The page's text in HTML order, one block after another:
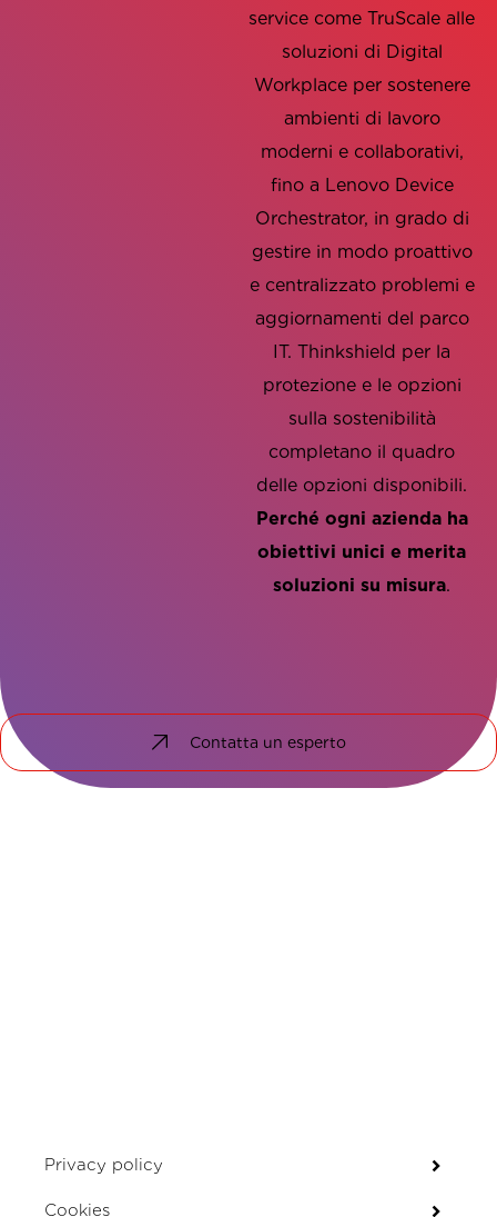
Le soluzioni Lenovo
accompagnano la
crescita della tua
azienda con strumenti
concreti:
obiettivi unici e merita
soluzioni su misura.
service come TruScale alle
soluzioni di Digital
Workplace per sostenere
ambienti di lavoro
moderni e collaborativi,
fino a Lenovo Device
Orchestrator, in grado di
gestire in modo proattivo
e centralizzato problemi e
aggiornamenti del parco
IT. Thinkshield per la
protezione e le opzioni
sulla sostenibilità
completano il quadro
delle opzioni disponibili.
Perché ogni azienda ha
obiettivi unici e merita
soluzioni su misura.
Contatta un esperto
Privacy policy
Cookies